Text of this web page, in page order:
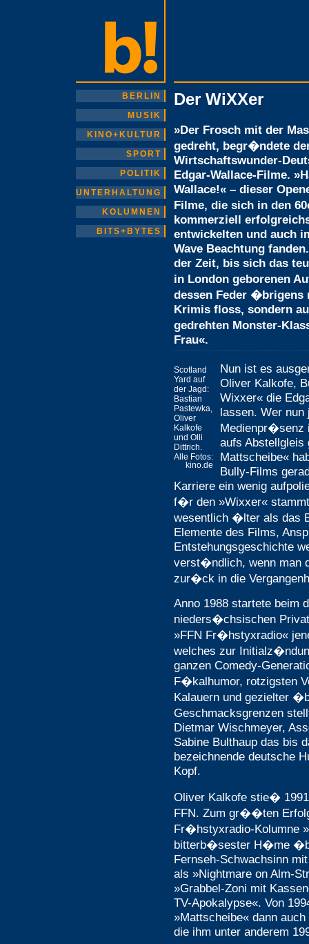
BERLIN
MUSIK
KINO+KULTUR
SPORT
POLITIK
UNTERHALTUNG
KOLUMNEN
BITS+BYTES
Der WiXXer
»Der Frosch mit der
gedreht, begr�ndete
Wirtschaftswunder-
Edgar-Wallace-Filme.
Wallace!« – dieser
Filme, die sich in den
kommerziell
entwickelten und auch
Wave Beachtung
der Zeit, bis sich das
in London geborenen
dessen Feder
Krimis floss, sondern
gedrehten Monster-
Frau«.
Scotland
Yard auf
der Jagd:
Bastian
Pastewka,
Oliver
Kalkofe
und Olli
Dittrich.
Alle Fotos:
kino.de
Nun ist es
Oliver Kalkofe,
Wixxer« die
lassen. Wer nun
Medienpr�senz
aufs Abstellgleis
Mattscheibe«
Bully-Films
Karriere ein wenig
f�r den »Wixxer«
wesentlich �lter als das
Elemente des Films,
Entstehungsgeschichte
verst�ndlich, wenn man
zur�ck in die
Anno 1988 startete beim
nieders�chsischen
»FFN Fr�hstyxradio«
welches zur
ganzen Comedy-
F�kalhumor, rotzigsten
Kalauern und gezielter
Geschmacksgrenzen
Dietmar Wischmeyer,
Sabine Bulthaup das bis
bezeichnende deutsche
Kopf.
Oliver Kalkofe stie�
FFN. Zum gr��ten
Fr�hstyxradio-Kolumne
bitterb�sester H�me
Fernseh-Schwachsinn
als »Nightmare on Alm-
»Grabbel-Zoni mit
TV-Apokalypse«. Von
»Mattscheibe« dann
die ihm unter anderem